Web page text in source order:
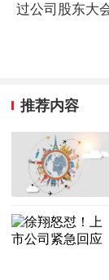
过公司股东大
推荐内容